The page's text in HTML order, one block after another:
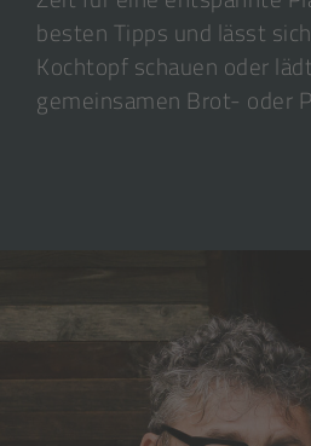
besten Tipps und lässt
Kochtopf schauen oder
gemeinsamen Brot- oder